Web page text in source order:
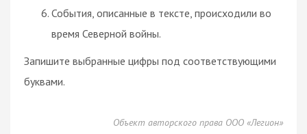
События, описанные в тексте, происходили во
время Северной войны.
Запишите выбранные цифры под соответствующими
буквами.
Объект авторского права ООО «Легион»